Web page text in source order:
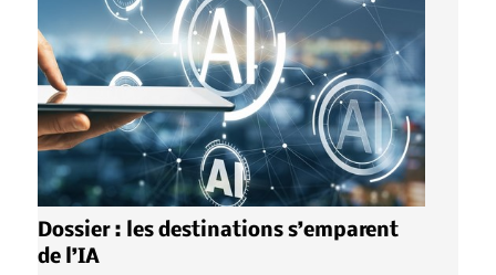
Dossier : les destinations s’emparent
de l’IA